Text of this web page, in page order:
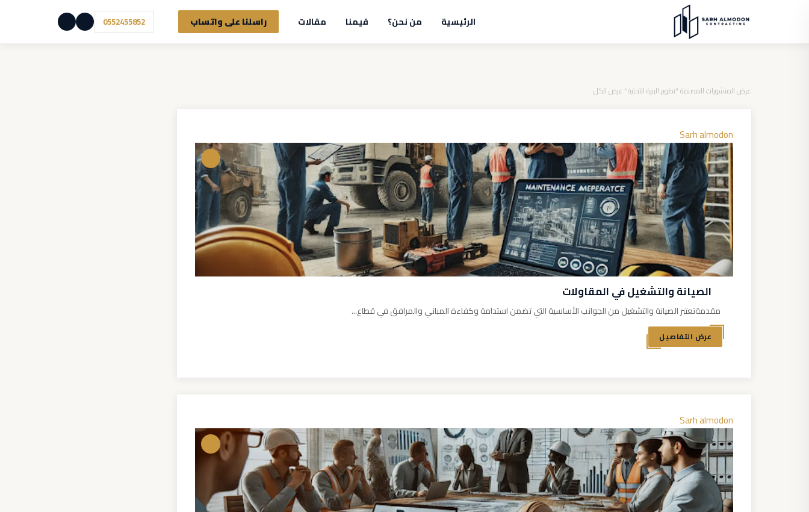
الرئيسية من نحن؟ قيمنا مقالات راسلنا على واتساب 0552455852
عرض المنشورات المصنفة "تطوير البنية التحتية" عرض الكل
Sarh almodon
الصيانة والتشغيل في المقاولات
مقدمةتعتبر الصيانة والتشغيل من الجوانب الأساسية التي تضمن استدامة وكفاءة المباني والمرافق في قطاع...
عرض التفاصيل
Sarh almodon